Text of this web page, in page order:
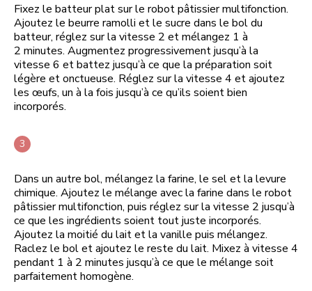
Fixez le batteur plat sur le robot pâtissier multifonction.
Ajoutez le beurre ramolli et le sucre dans le bol du
batteur, réglez sur la vitesse 2 et mélangez 1 à
2 minutes. Augmentez progressivement jusqu’à la
vitesse 6 et battez jusqu’à ce que la préparation soit
légère et onctueuse. Réglez sur la vitesse 4 et ajoutez
les œufs, un à la fois jusqu’à ce qu’ils soient bien
incorporés.
Dans un autre bol, mélangez la farine, le sel et la levure
chimique. Ajoutez le mélange avec la farine dans le robot
pâtissier multifonction, puis réglez sur la vitesse 2 jusqu’à
ce que les ingrédients soient tout juste incorporés.
Ajoutez la moitié du lait et la vanille puis mélangez.
Raclez le bol et ajoutez le reste du lait. Mixez à vitesse 4
pendant 1 à 2 minutes jusqu’à ce que le mélange soit
parfaitement homogène.